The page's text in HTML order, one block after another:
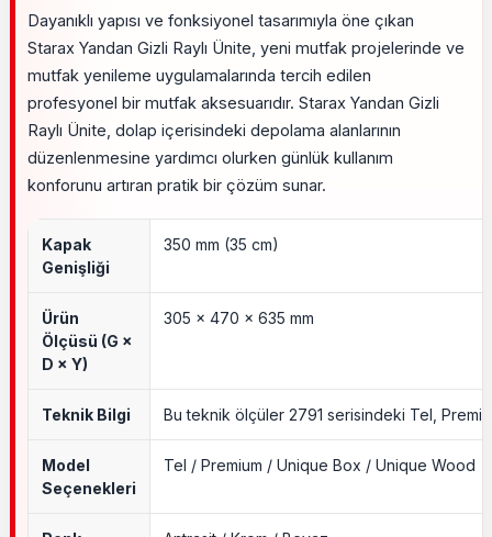
Dayanıklı yapısı ve fonksiyonel tasarımıyla öne çıkan
Starax Yandan Gizli Raylı Ünite, yeni mutfak projelerinde ve
mutfak yenileme uygulamalarında tercih edilen
profesyonel bir mutfak aksesuarıdır. Starax Yandan Gizli
Raylı Ünite, dolap içerisindeki depolama alanlarının
düzenlenmesine yardımcı olurken günlük kullanım
konforunu artıran pratik bir çözüm sunar.
Kapak
Genişliği
350 mm (35 cm)
Ürün
Ölçüsü (G ×
D × Y)
305 × 470 × 635 mm
Teknik Bilgi Bu teknik ölçüler 2791 serisindeki Tel,
Model
Seçenekleri
Tel / Premium / Unique Box / Unique Wood